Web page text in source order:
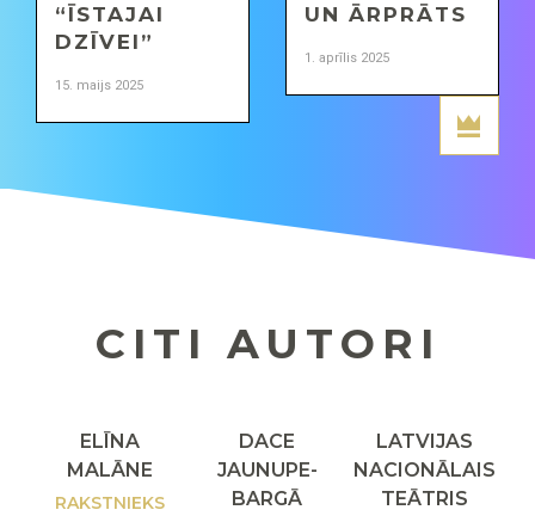
“ĪSTAJAI
DZĪVEI”
15. maijs 2025
UN ĀRPRĀTS
1. aprīlis 2025
CITI AUTORI
ELĪNA
MALĀNE
RAKSTNIEKS
DACE
JAUNUPE-
BARGĀ
LATVIJAS
NACIONĀLAIS
TEĀTRIS